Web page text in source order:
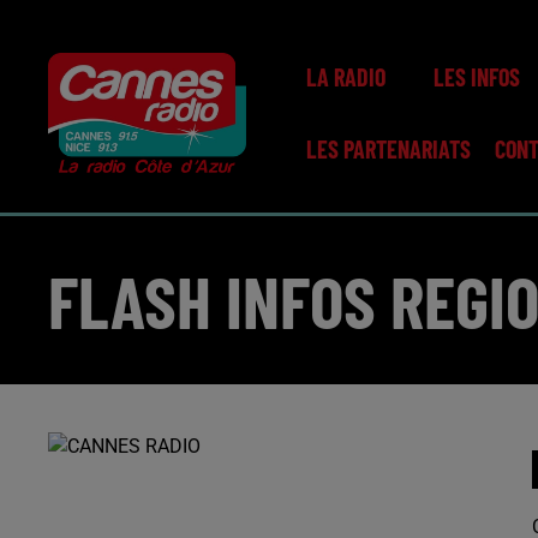
LA RADIO LES INFOS
LES PARTENARIATS
FLASH INFOS